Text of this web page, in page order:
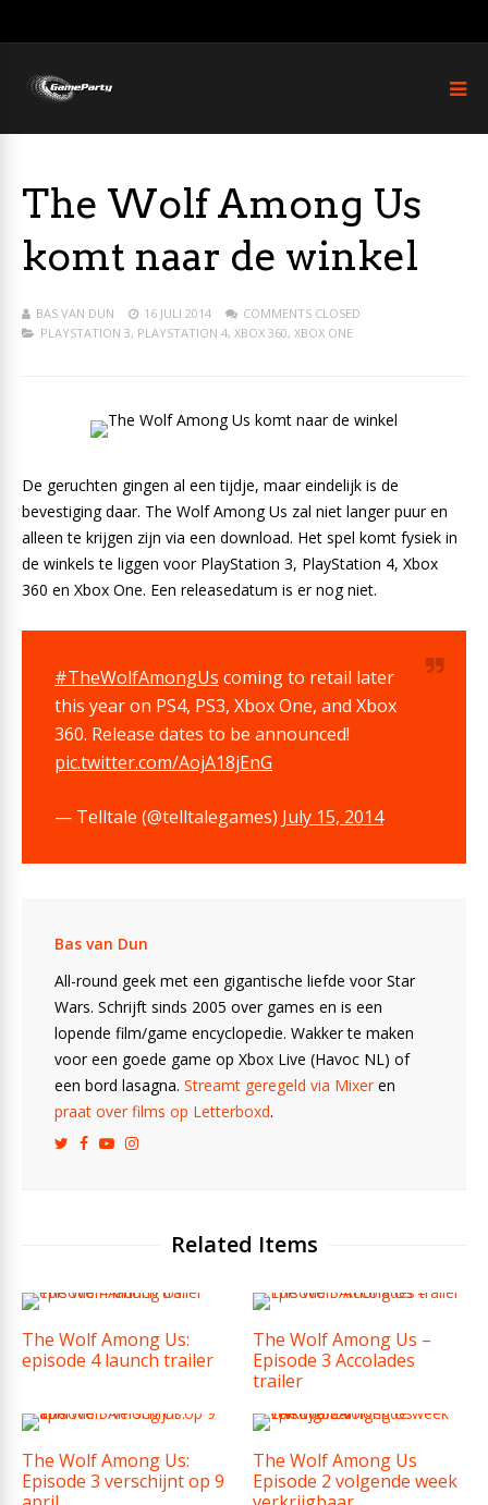
The Wolf Among Us
komt naar de winkel
BAS VAN DUN 16 JULI 2014
COMMENTS CLOSED
PLAYSTATION 3, PLAYSTATION 4, XBOX 360, XBOX ONE
De geruchten gingen al een tijdje, maar eindelijk is de
bevestiging daar. The Wolf Among Us zal niet langer puur en
alleen te krijgen zijn via een download. Het spel komt fysiek in
de winkels te liggen voor PlayStation 3, PlayStation 4, Xbox
360 en Xbox One. Een releasedatum is er nog niet.
#TheWolfAmongUs coming to retail later
this year on PS4, PS3, Xbox One, and Xbox
360. Release dates to be announced!
pic.twitter.com/AojA18jEnG
— Telltale (@telltalegames) July 15, 2014
Bas van Dun
All-round geek met een gigantische liefde voor Star
Wars. Schrijft sinds 2005 over games en is een
lopende film/game encyclopedie. Wakker te maken
voor een goede game op Xbox Live (Havoc NL) of
een bord lasagna. Streamt geregeld via Mixeren
praat over films op Letterboxd.
Related Items
The Wolf Among Us:
episode 4 launch trailer
The Wolf Among Us –
Episode 3 Accolades
trailer
The Wolf Among Us:
Episode 3 verschijnt op 9
The Wolf Among Us
Episode 2 volgende week